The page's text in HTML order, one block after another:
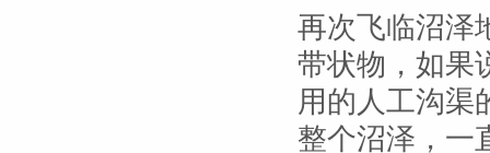
再次飞临沼泽
带状物，如果
用的人工沟渠
整个沼泽，一